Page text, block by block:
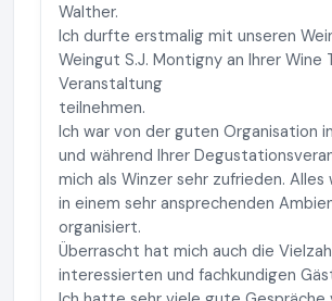
Walther.
Ich durfte erstmalig mit unseren
Weingut S.J. Montigny an Ihrer Wine
Veranstaltung
teilnehmen.
Ich war von der guten Organisation
und während Ihrer
mich als Winzer sehr zufrieden.
in einem sehr ansprechenden
organisiert.
Überrascht hat mich auch die
interessierten und fachkundigen